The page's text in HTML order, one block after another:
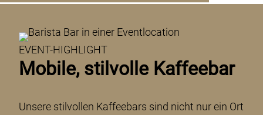
EVENT-HIGHLIGHT
Mobile, stilvolle Kaffeebar
Unsere stilvollen Kaffeebars sind nicht nur ein Ort